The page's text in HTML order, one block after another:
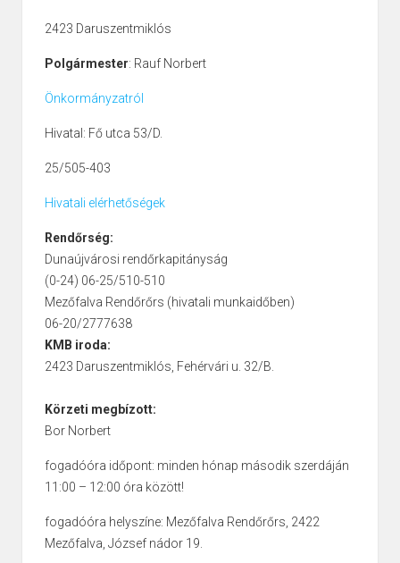
2423 Daruszentmiklós
Polgármester: Rauf Norbert
Önkormányzatról
Hivatal: Fő utca 53/D.
25/505-403
Hivatali elérhetőségek
Rendőrség:
Dunaújvárosi rendőrkapitányság
(0-24) 06-25/510-510
Mezőfalva Rendőrőrs (hivatali munkaidőben)
06-20/2777638
KMB iroda:
2423 Daruszentmiklós, Fehérvári u. 32/B.
Körzeti megbízott:
Bor Norbert
fogadóóra időpont: minden hónap második szerdáján
11:00 – 12:00 óra között!
fogadóóra helyszíne: Mezőfalva Rendőrőrs, 2422
Mezőfalva, József nádor 19.